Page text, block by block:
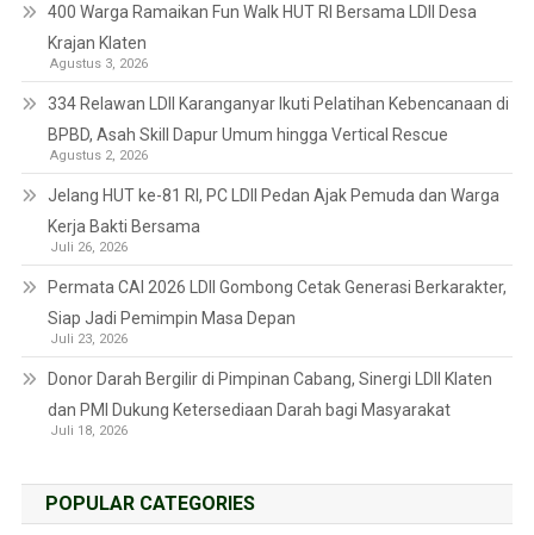
400 Warga Ramaikan Fun Walk HUT RI Bersama LDII Desa
Krajan Klaten
Agustus 3, 2026
334 Relawan LDII Karanganyar Ikuti Pelatihan Kebencanaan di
BPBD, Asah Skill Dapur Umum hingga Vertical Rescue
Agustus 2, 2026
Jelang HUT ke-81 RI, PC LDII Pedan Ajak Pemuda dan Warga
Kerja Bakti Bersama
Juli 26, 2026
Permata CAI 2026 LDII Gombong Cetak Generasi Berkarakter,
Siap Jadi Pemimpin Masa Depan
Juli 23, 2026
Donor Darah Bergilir di Pimpinan Cabang, Sinergi LDII Klaten
dan PMI Dukung Ketersediaan Darah bagi Masyarakat
Juli 18, 2026
POPULAR CATEGORIES